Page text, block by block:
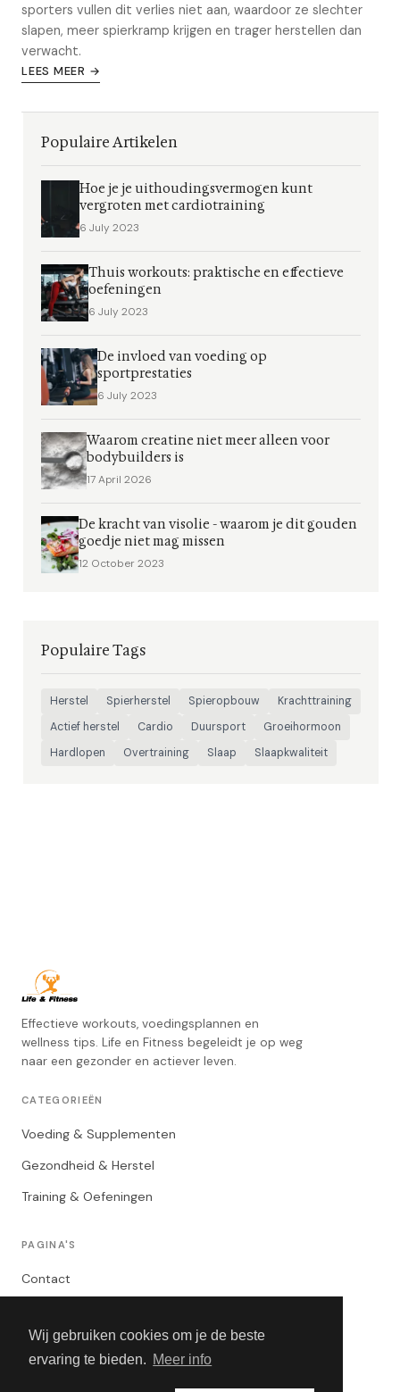
Wij gebruiken cookies om je de beste
ervaring te bieden. Meer info
sporters vullen dit verlies niet aan, waardoor ze slechter
slapen, meer spierkramp krijgen en trager herstellen dan
verwacht.
LEES MEER →
Populaire Artikelen
Hoe je je uithoudingsvermogen kunt
vergroten met cardiotraining
6 July 2023
Thuis workouts: praktische en effectieve
oefeningen
6 July 2023
De invloed van voeding op
sportprestaties
6 July 2023
Waarom creatine niet meer alleen voor
bodybuilders is
17 April 2026
De kracht van visolie - waarom je dit gouden
goedje niet mag missen
12 October 2023
Populaire Tags
Herstel Spierherstel Spieropbouw
Krachttraining
Actief herstel
Cardio Duursport
Groeihormoon
Hardlopen
Overtraining Slaap Slaapkwaliteit
Effectieve workouts, voedingsplannen en
wellness tips. Life en Fitness begeleidt je op weg
naar een gezonder en actiever leven.
CATEGORIEËN
Voeding & Supplementen
Gezondheid & Herstel
Training & Oefeningen
PAGINA'S
Contact
Algemene Voorwaarden
Adverteren